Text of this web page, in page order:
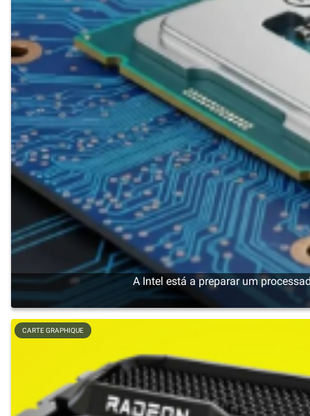
A Intel está a preparar um
CARTE GRAPHIQUE